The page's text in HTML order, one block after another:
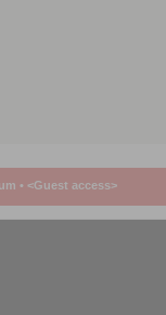
• <Guest access>